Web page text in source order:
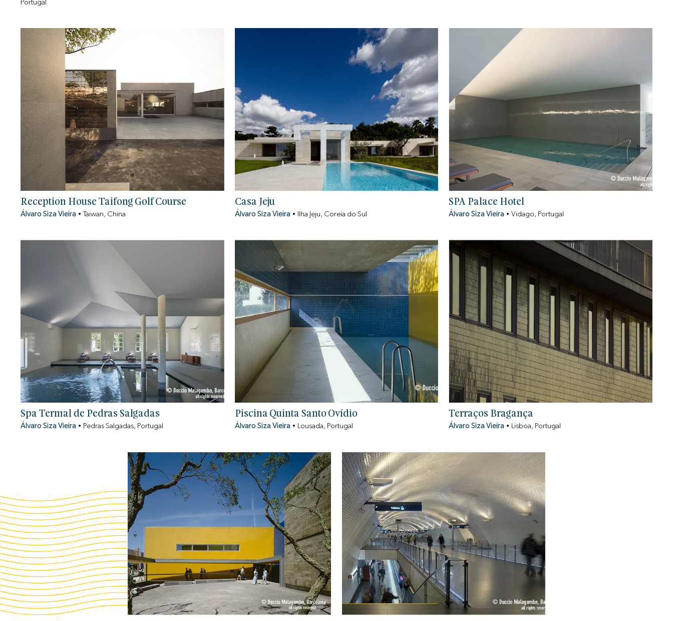
Portugal
Reception House Taifong Golf Course
Álvaro Siza Vieira • Taiwan, China
Casa Jeju
Álvaro Siza Vieira • Ilha Jeju, Coreia do Sul
SPA Palace Hotel
Álvaro Siza Vieira • Vidago, Portugal
Spa Termal de Pedras Salgadas
Álvaro Siza Vieira • Pedras Salgadas, Portugal
Piscina Quinta Santo Ovídio
Álvaro Siza Vieira • Lousada, Portugal
Terraços Bragança
Álvaro Siza Vieira • Lisboa, Portugal